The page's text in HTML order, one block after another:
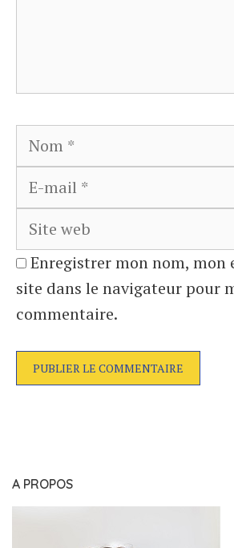
Nom
Enregistrer mon nom, mon
site dans le navigateur pour
commentaire.
A PROPOS